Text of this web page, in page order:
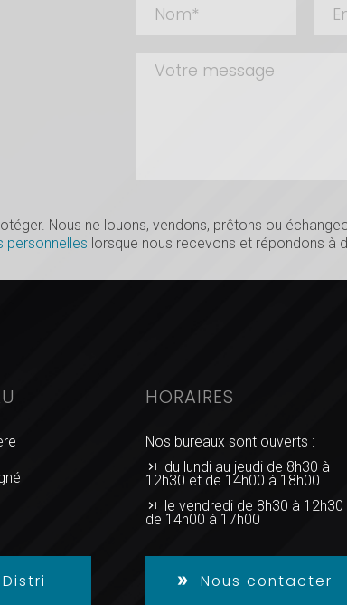
Nous ne louons, vendons, prêtons ou
personnelles lorsque nous recevons et répondons à
HORAIRES
Nos bureaux sont ouverts :
du lundi au jeudi de 8h30 à
12h30 et de 14h00 à 18h00
le vendredi de 8h30 à 12h30
de 14h00 à 17h00
Nous contacter